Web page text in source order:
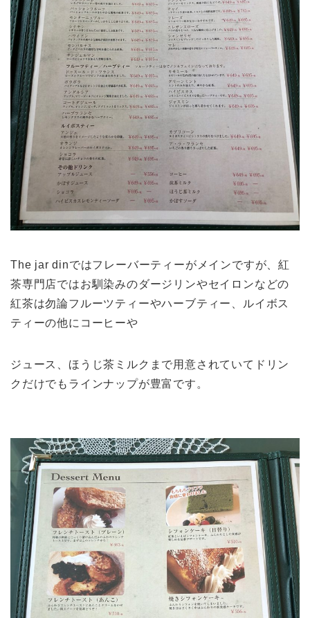
The jar dinではフレーバーティーがメインですが、紅
茶専門店ではお馴染みのダージリンやセイロンなどの
紅茶は勿論フルーツティーやハーブティー、ルイボス
ティーの他にコーヒーや
ジュース、ほうじ茶ミルクまで用意されていてドリン
クだけでもラインナップが豊富です。